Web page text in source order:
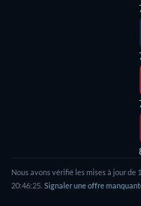
Nous avons vérifié les mises à jour de
20:46:25 Signaler une offre